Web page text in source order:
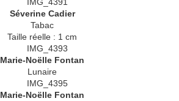
Séverine Cadier
Tabac
Taille réelle : 1 cm
Marie-Noëlle Fontan
Lunaire
Marie-Noëlle Fontan